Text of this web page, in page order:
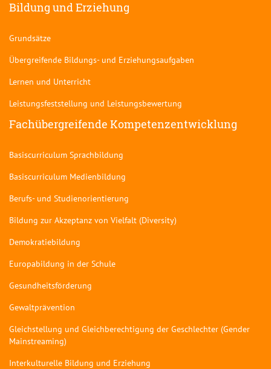
Bildung und Erziehung
Grundsätze
Übergreifende Bildungs- und Erziehungsaufgaben
Lernen und Unterricht
Leistungsfeststellung und Leistungsbewertung
Fachübergreifende Kompetenzentwicklung
Basiscurriculum Sprachbildung
Basiscurriculum Medienbildung
Berufs- und Studienorientierung
Bildung zur Akzeptanz von Vielfalt (Diversity)
Demokratiebildung
Europabildung in der Schule
Gesundheitsförderung
Gewaltprävention
Gleichstellung und Gleichberechtigung der Geschlechter (Gender
Mainstreaming)
Interkulturelle Bildung und Erziehung